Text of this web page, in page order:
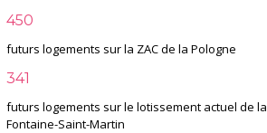
450
futurs logements sur la ZAC de la Pologne
341
futurs logements sur le lotissement actuel de la
Fontaine-Saint-Martin